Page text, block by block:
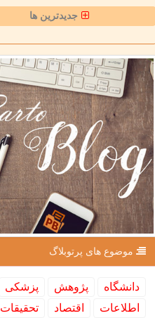
جدیدترین ها
موضوع های پرتوبلاگ
دانشگاه پژوهش
پزشكی
اطلاعات
اقتصاد تحقیقات